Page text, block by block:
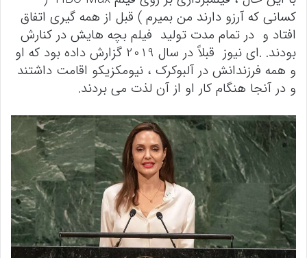
کسانی که آرزو دارند من بمیرم ) قبل از همه گیری اتفاق
افتاد و در تمام مدت تولید فیلم بچه هایش در کنارش
بودند. .ای نیوز قبلاً در سال 2019 گزارش داده بود که او
و همه فرزندانش در آلبوکرک ، نیومکزیکو اقامت داشتند
و در آنجا هنگام کار او از آن لذت می بردند.